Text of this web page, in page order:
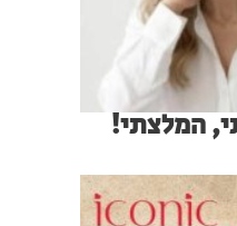
המלצתי!